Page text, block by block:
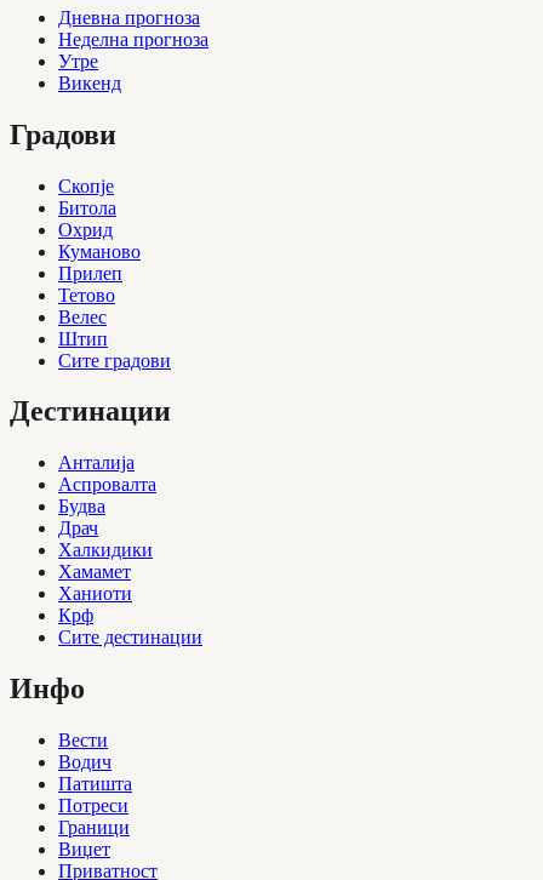
Дневна прогноза
Неделна прогноза
Утре
Викенд
Градови
Скопје
Битола
Охрид
Куманово
Прилеп
Тетово
Велес
Штип
Сите градови
Дестинации
Анталија
Аспровалта
Будва
Драч
Халкидики
Хамамет
Ханиоти
Крф
Сите дестинации
Инфо
Вести
Водич
Патишта
Потреси
Граници
Виџет
Приватност